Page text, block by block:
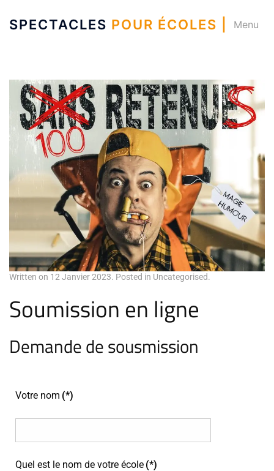
SPECTACLES POUR ÉCOLES | Menu
Written on 12 Janvier 2023. Posted in Uncategorised.
Soumission en ligne
Demande de sousmission
Votre nom (*)
Quel est le nom de votre école (*)